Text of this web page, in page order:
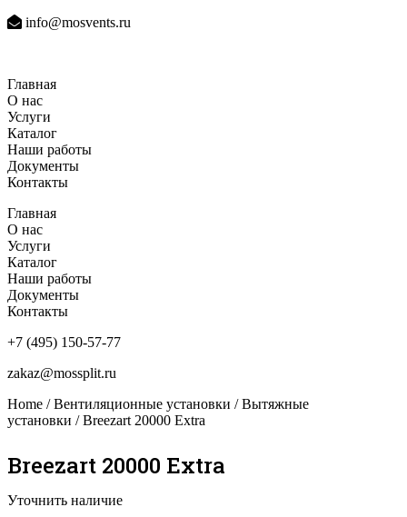
info@mosvents.ru
Главная
О нас
Услуги
Каталог
Наши работы
Документы
Контакты
Главная
О нас
Услуги
Каталог
Наши работы
Документы
Контакты
+7 (495) 150-57-77
zakaz@mossplit.ru
Home /Вентиляционные установки /Вытяжные
установки / Breezart 20000 Extra
Breezart 20000 Extra
Уточнить наличие